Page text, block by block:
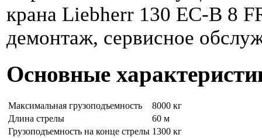
крана Liebherr 130 EC-B 8
демонтаж, сервисное
Основные
Максимальная грузоподъемность
8000 кг
Длина стрелы
60 м
Грузоподъемность на конце стрелы 1300 кг